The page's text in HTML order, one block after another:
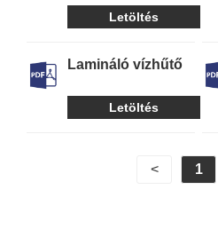
Letöltés
Lamináló vízhűtő
Letöltés
< 1